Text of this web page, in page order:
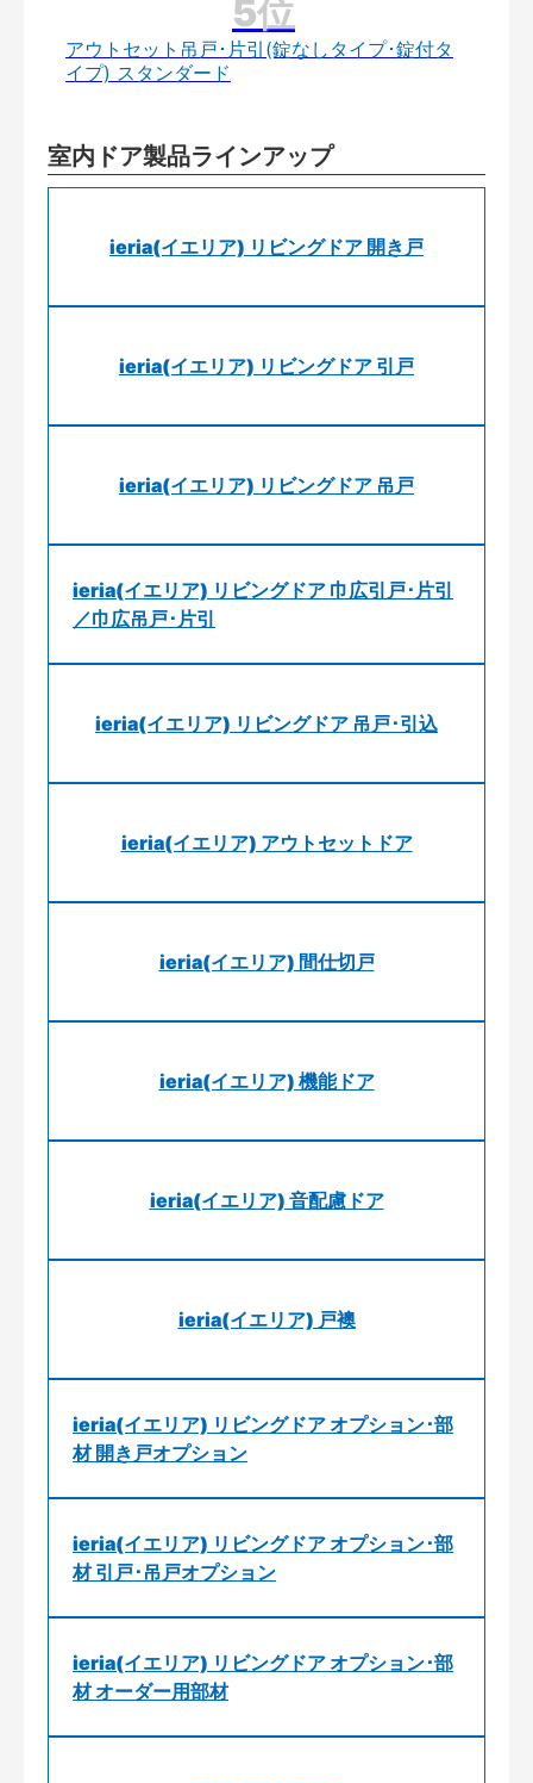
アウトセット吊戸･片引(錠なしタイプ･錠付タ
イプ) スタンダード
室内ドア製品ラインアップ
ieria(イエリア) リビングドア 開き戸
ieria(イエリア) リビングドア 引戸
ieria(イエリア) リビングドア 吊戸
ieria(イエリア) リビングドア 巾広引戸･片引
／巾広吊戸･片引
ieria(イエリア) リビングドア 吊戸･引込
ieria(イエリア) アウトセットドア
ieria(イエリア) 間仕切戸
ieria(イエリア) 機能ドア
ieria(イエリア) 音配慮ドア
ieria(イエリア) 戸襖
ieria(イエリア) リビングドア オプション･部
材 開き戸オプション
ieria(イエリア) リビングドア オプション･部
材 引戸･吊戸オプション
ieria(イエリア) リビングドア オプション･部
材 オーダー用部材